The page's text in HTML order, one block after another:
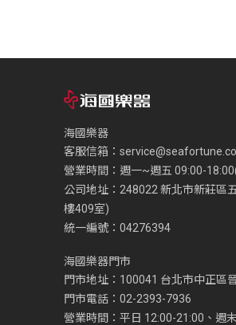
海國樂器
客服信箱：
營業時間：週一~週五 09:00-
公司地址：248022 新北市新莊區
樓409室)
統一編號：04276394
海國樂器門市
門市地址：100041 台北市中正區
門市電話：02-2393-7936
營業時間：平日 12:00-21:00、週